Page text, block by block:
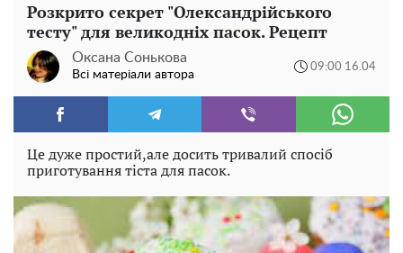
Розкрито секрет "Олександрійського
тесту" для великодніх пасок. Рецепт
Оксана Сонькова
Всі матеріали автора
09:00 16.04
Це дуже простий,але досить тривалий спосіб
приготування тіста для пасок.